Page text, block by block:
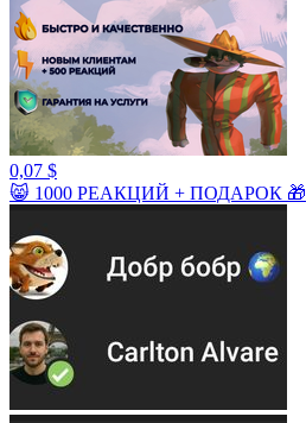
0,07 $
😸 1000 РЕАКЦИЙ + ПОДАРОК 🎁